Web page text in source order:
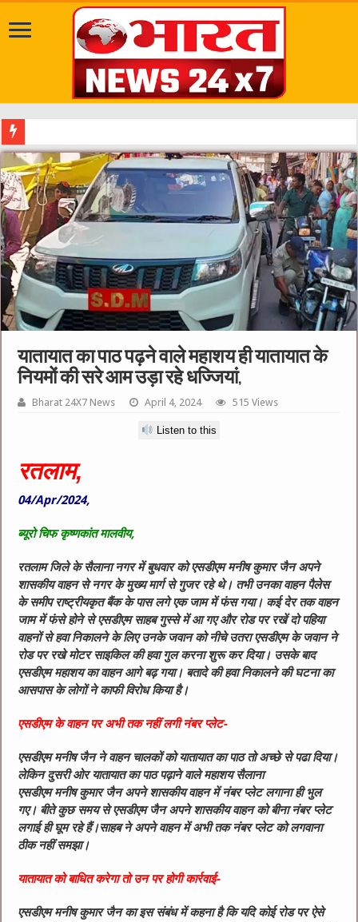
यातायात का पाठ पढ़ने वाले महाशय ही यातायात के
नियमों की सरे आम उड़ा रहे धज्जियां,
Bharat 24X7 News April 4, 2024 515 Views
Listen to this
रतलाम,
04/Apr/2024,
ब्यूरो चिफ कृष्णकांत मालवीय,
रतलाम जिले के सैलाना नगर में बुधवार को एसडीएम मनीष कुमार जैन अपने
शासकीय वाहन से नगर के मुख्य मार्ग से गुजर रहे थे। तभी उनका वाहन पैलेस
के समीप राष्ट्रीयकृत बैंक के पास लगे एक जाम में फंस गया। कई देर तक वाहन
जाम में फंसे होने से एसडीएम साहब गुस्से में आ गए और रोड पर रखें दो पहिया
वाहनों से हवा निकालने के लिए उनके जवान को नीचे उतरा एसडीएम के जवान ने
रोड पर रखे मोटर साइकिल की हवा गुल करना शुरू कर दिया। उसके बाद
एसडीएम महाशय का वाहन आगे बढ़ गया। बतादे की हवा निकालने की घटना का
आसपास के लोगों ने काफी विरोध किया है।
एसडीएम के वाहन पर अभी तक नहीं लगी नंबर प्लेट-
एसडीएम मनीष जैन ने वाहन चालकों को यातायात का पाठ तो अच्छे से पढा दिया।
लेकिन दुसरी ओर यातायात का पाठ पढ़ाने वाले महाशय सैलाना
एसडीएम मनीष कुमार जैन अपने शासकीय वाहन में नंबर प्लेट लगाना ही भुल
गए। बीते कुछ समय से एसडीएम जैन अपने शासकीय वाहन को बीना नंबर प्लेट
लगाई ही घूम रहे हैं।साहब ने अपने वाहन में अभी तक नंबर प्लेट को लगवाना
ठीक नहीं समझा।
यातायात को बाधित करेगा तो उन पर होगी कार्रवाई-
एसडीएम मनीष कुमार जैन का इस संबंध में कहना है कि यदि कोई रोड पर ऐसे